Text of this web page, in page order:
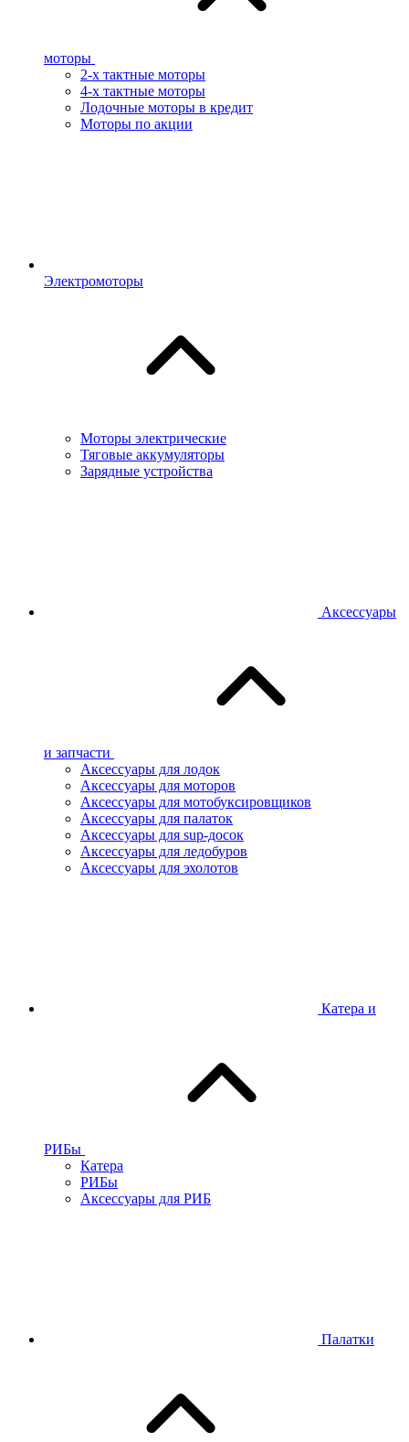
моторы
2-х тактные моторы
4-х тактные моторы
Лодочные моторы в кредит
Моторы по акции
Электромоторы
Моторы электрические
Тяговые аккумуляторы
Зарядные устройства
Аксессуары
и запчасти
Аксессуары для лодок
Аксессуары для моторов
Аксессуары для мотобуксировщиков
Аксессуары для палаток
Аксессуары для sup-досок
Аксессуары для ледобуров
Аксессуары для эхолотов
Катера и
РИБы
Катера
РИБы
Аксессуары для РИБ
Палатки